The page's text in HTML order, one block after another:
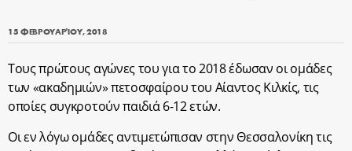
15 ΦΕΒΡΟΥΑΡΊΟΥ, 2018
Τους πρώτους αγώνες του για το 2018 έδωσαν οι ομάδες
των «ακαδημιών» πετοσφαίρου του Αίαντος Κιλκίς, τις
οποίες συγκροτούν παιδιά 6-12 ετών.
Οι εν λόγω ομάδες αντιμετώπισαν στην Θεσσαλονίκη τις